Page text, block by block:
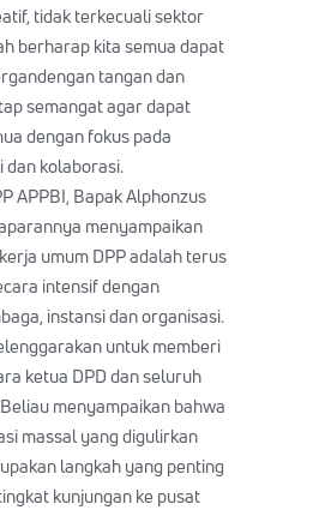
tidak terkecuali sektor
berharap kita semua dapat
tangan dan
semangat agar dapat
dengan fokus pada
dan kolaborasi.
APPBI, Bapak Alphonzus
menyampaikan
umum DPP adalah terus
intensif dengan
instansi dan organisasi.
untuk memberi
ketua DPD dan seluruh
menyampaikan bahwa
massal yang digulirkan
langkah yang penting
kunjungan ke pusat